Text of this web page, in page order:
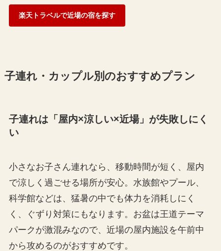
楽天トラベルで近場の宿を探す
子連れ・カップル別のおすすめプラン
子連れは「屋内×涼しい×近場」が失敗しにく
い
小さなお子さん連れなら、移動時間が短く、屋内
で涼しく過ごせる場所が安心。水族館やプール、
科学館などは、猛暑の中でも体力を消耗しにく
く、ぐずり対策にもなります。お盆は王道テーマ
パークが激混みなので、近場の屋内施設を午前中
から攻めるのがおすすめです。